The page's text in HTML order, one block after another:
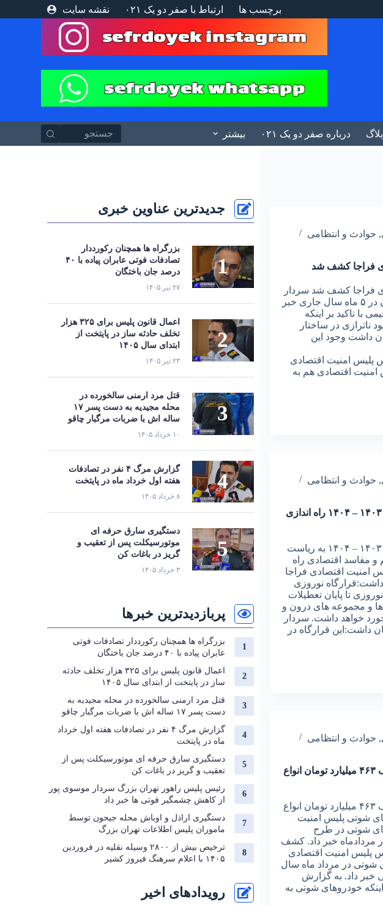
برچسب ها ارتباط با صفر دو یک ۰۲۱ نقشه سایت
درباره صفر دو یک ۰۲۱ بیشتر
, حوادث و انتظامی
فراجا کشف شد سردار
حسین رحیمی از تشکل ۱۳۷۳ پرونده برای متهمان در ۵ ماه سال جاری خبر
حسین رحیمی با تاکید بر اینکه
ناترازی در ساختار
داشت وجود این
پلیس امنیت اقتصادی
امنیت اقتصادی هم به
, حوادث و انتظامی
قرارگاه نوروزی امین پلیس امنیت اقتصادی سال ۱۴۰۳ – ۱۴۰۴ راه اندازی
قرارگاه نوروزی امین پلیس امنیت اقتصادی سال ۱۴۰۳ – ۱۴۰۴ به ریاست
و مفاسد اقتصادی راه
خبری ۰۲۱،رئیس پلیس امنیت اقتصادی فراجا
داشت:قرارگاه نوروزی
تا پایان تعطیلات
و مجموعه های درون و
خواهد داشت. سردار
داشت:این قرارگاه در
, حوادث و انتظامی
توقیف ۴۳۳۳ دستگاه انواع خودروی شوتی و کشف ۴۶۳ میلیارد تومان انواع
توقیف ۴۳۳۳ دستگاه انواع خودروی شوتی و کشف ۴۶۳ میلیارد تومان انواع
شوتی پلیس امنیت
شوتی در طرح
مردادماه خبر داد. کشف
رئیس پلیس امنیت اقتصادی
شوتی در مرداد ماه سال
شوتی خبر داد. به گزارش
به اینکه خودروهای شوتی به
جدیدترین عناوین خبری
بزرگراه‌ ها همچنان رکورددار
تصادفات فوتی عابران پیاده با ۴۰
درصد جان‌ باختگان
۲۷ تیر ۱۴۰۵
اعمال قانون پلیس برای ۳۲۵ هزار
تخلف حادثه ساز در پایتخت از
ابتدای سال ۱۴۰۵
۲۳ تیر ۱۴۰۵
قتل مرد ارمنی سالخورده در
محله مجیدیه به دست پسر ۱۷
ساله اش با ضربات مرگبار چاقو
۱۰ خرداد ۱۴۰۵
گزارش مرگ ۴ نفر در تصادفات
هفته اول خرداد ماه در پایتخت
۸ خرداد ۱۴۰۵
دستگیری سارق حرفه‌ ای
موتورسیکلت پس از تعقیب و
گریز در باغات کن
۳ خرداد ۱۴۰۵
پربازدیدترین خبرها
بزرگراه‌ ها همچنان رکورددار تصادفات فوتی
عابران پیاده با ۴۰ درصد جان‌ باختگان
اعمال قانون پلیس برای ۳۲۵ هزار تخلف حادثه
ساز در پایتخت از ابتدای سال ۱۴۰۵
قتل مرد ارمنی سالخورده در محله مجیدیه به
دست پسر ۱۷ ساله اش با ضربات مرگبار چاقو
گزارش مرگ ۴ نفر در تصادفات هفته اول خرداد
ماه در پایتخت
دستگیری سارق حرفه‌ ای موتورسیکلت پس از
تعقیب و گریز در باغات کن
رئیس پلیس راهور تهران بزرگ سردار موسوی پور
از کاهش چشمگیر فوتی ها خبر داد
دستگیری اراذل و اوباش محله جیحون توسط
ماموران پلیس اطلاعات تهران بزرگ
ترخیص بیش از ۲۸۰۰ وسیله نقلیه در فروردین
۱۴۰۵ با اعلام سرهنگ فیروز کشیر
رویدادهای اخیر